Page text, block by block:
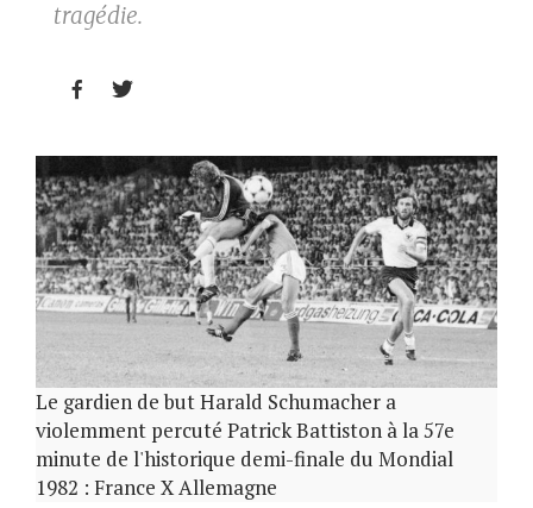
tragédie.
 
Le gardien de but Harald Schumacher a
violemment percuté Patrick Battiston à la 57e
minute de l'historique demi-finale du Mondial
1982 : France X Allemagne